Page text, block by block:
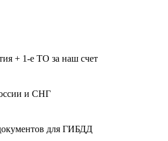
+ 1-е ТО за наш счет
и СНГ
для ГИБДД